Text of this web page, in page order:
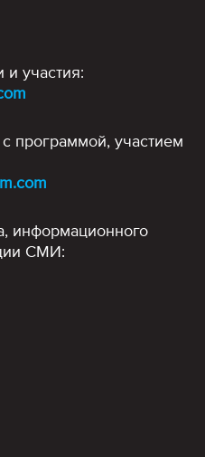
и участия:
программой, участием
информационного
СМИ: